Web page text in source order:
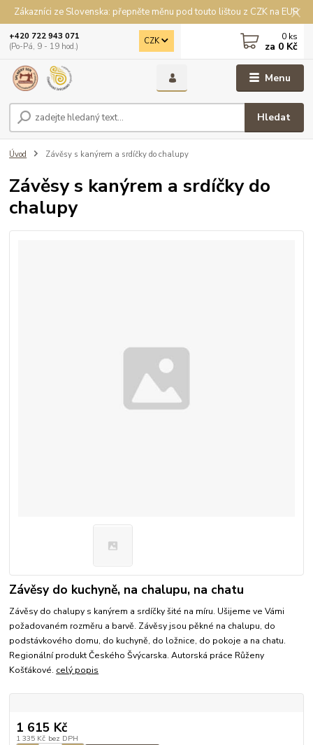
Zákazníci ze Slovenska: přepněte měnu pod touto lištou z CZK na EUR
Menu
CZK
Hledat
+420 722 943 071
(Po-Pá, 9 - 19 hod.)
0 ks
za 0 Kč
Úvod Závěsy s kanýrem a srdíčky do chalupy
Závěsy s kanýrem a srdíčky do
chalupy
Závěsy do kuchyně, na chalupu, na chatu
Závěsy do chalupy s kanýrem a srdíčky šité na míru. Ušijeme ve Vámi
požadovaném rozměru a barvě. Závěsy jsou pěkné na chalupu, do
podstávkového domu, do kuchyně, do ložnice, do pokoje a na chatu.
Regionální produkt Českého Švýcarska. Autorská práce Růženy
Košťákové. celý popis
1 615 Kč
1 335 Kč bez DPH